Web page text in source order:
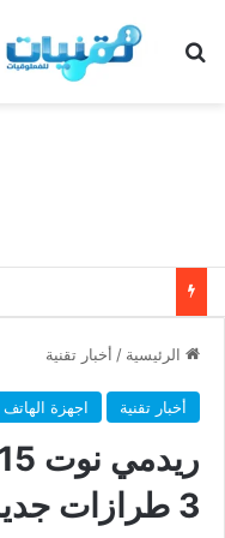
بحث عن
الرئيسية / أخبار تقنية
أخبار تقنية اجهزة الهاتف
3 طرازات جديدة بتركيز على المتانة